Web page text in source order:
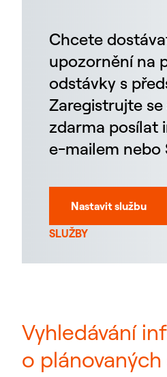
Chcete
upozornění na
odstávky s
Zaregistrujte
zdarma posílat
e-mailem nebo
Nastavit službu
SLUŽBY
Vyhledávání
o